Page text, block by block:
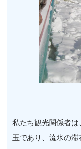
私たち観光関係者
玉であり、流氷の滞